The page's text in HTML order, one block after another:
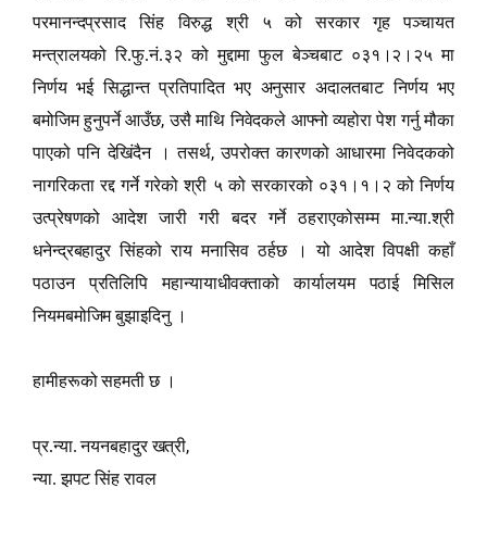
परमानन्दप्रसाद सिंह विरुद्ध श्री ५ को सरकार गृह पञ्चायत
मन्त्रालयको रि.फु.नं.३२ को मुद्दामा फुल बेञ्चबाट ०३१।२।२५ मा
निर्णय भई सिद्धान्त प्रतिपादित भए अनुसार अदालतबाट निर्णय भए
बमोजिम हुनुपर्ने आउँछ,उसै माथि निवेदकले आफ्नो व्यहोरा पेश गर्नु मौका
पाएको पनि देखिंदैन । तसर्थ,उपरोक्त कारणको आधारमा निवेदकको
नागरिकता रद्द गर्ने गरेको श्री ५ को सरकारको ०३१।१।२ को निर्णय
उत्प्रेषणको आदेश जारी गरी बदर गर्ने ठहराएकोसम्म मा.न्या.श्री
धनेन्द्रबहादुर सिंहको राय मनासिव ठर्हछ । यो आदेश विपक्षी कहाँ
पठाउन प्रतिलिपि महान्यायाधीवक्ताको कार्यालयम पठाई मिसिल
नियमबमोजिम बुझाइदिनु ।
हामीहरूको सहमती छ ।
प्र.न्या. नयनबहादुर खत्री,
न्या. झपट सिंह रावल